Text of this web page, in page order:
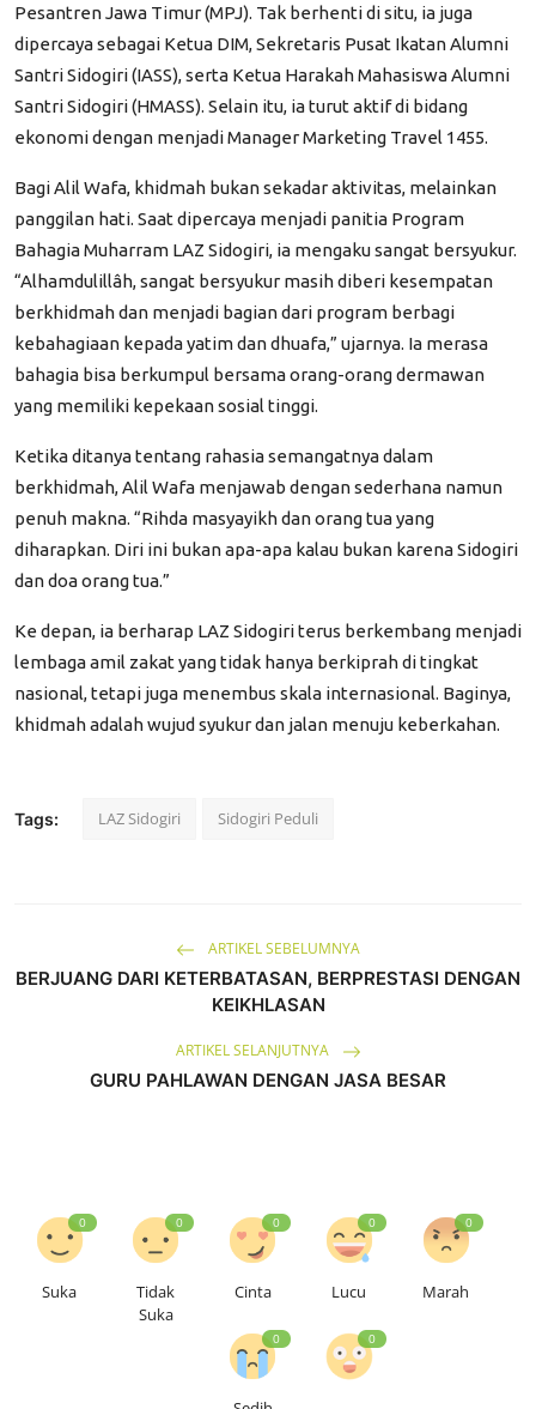
Pesantren Jawa Timur (MPJ). Tak berhenti di situ, ia juga
dipercaya sebagai Ketua DIM, Sekretaris Pusat Ikatan Alumni
Santri Sidogiri (IASS), serta Ketua Harakah Mahasiswa Alumni
Santri Sidogiri (HMASS). Selain itu, ia turut aktif di bidang
ekonomi dengan menjadi Manager Marketing Travel 1455.
Bagi Alil Wafa, khidmah bukan sekadar aktivitas, melainkan
panggilan hati. Saat dipercaya menjadi panitia Program
Bahagia Muharram LAZ Sidogiri, ia mengaku sangat bersyukur.
“Alhamdulillâh, sangat bersyukur masih diberi kesempatan
berkhidmah dan menjadi bagian dari program berbagi
kebahagiaan kepada yatim dan dhuafa,” ujarnya. Ia merasa
bahagia bisa berkumpul bersama orang-orang dermawan
yang memiliki kepekaan sosial tinggi.
Ketika ditanya tentang rahasia semangatnya dalam
berkhidmah, Alil Wafa menjawab dengan sederhana namun
penuh makna. “Rihda masyayikh dan orang tua yang
diharapkan. Diri ini bukan apa-apa kalau bukan karena Sidogiri
dan doa orang tua.”
Ke depan, ia berharap LAZ Sidogiri terus berkembang menjadi
lembaga amil zakat yang tidak hanya berkiprah di tingkat
nasional, tetapi juga menembus skala internasional. Baginya,
khidmah adalah wujud syukur dan jalan menuju keberkahan.
Tags: LAZ Sidogiri Sidogiri Peduli
ARTIKEL SEBELUMNYA
BERJUANG DARI KETERBATASAN, BERPRESTASI DENGAN
KEIKHLASAN
ARTIKEL SELANJUTNYA
GURU PAHLAWAN DENGAN JASA BESAR
0
Suka
0
Tidak
Suka
0
Cinta
0
Lucu
0
Marah
0 0